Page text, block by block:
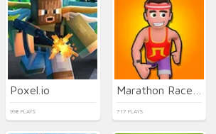
Poxel.io
998 PLAYS 717 PLAYS